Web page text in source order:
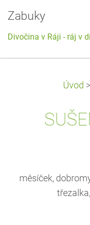
Zabuky
Divočina v Ráji - ráj v
Úvod >
měsíček,